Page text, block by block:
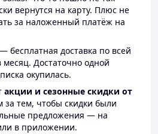
вернутся на карту. Плюс не
за наложенный платёж на
бесплатная доставка по всей
месяц. Достаточно одной
окупилась.
акции и сезонные скидки от
за тем, чтобы скидки были
предложения — на
в приложении.